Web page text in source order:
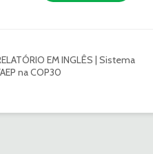
EM INGLÊS | Sistema
na COP30